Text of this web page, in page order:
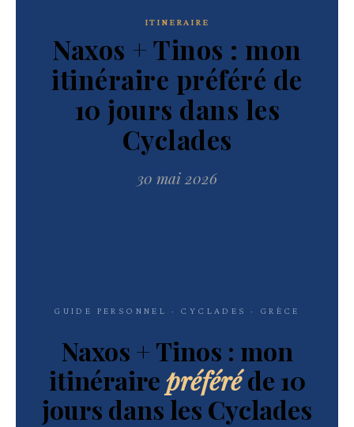
ITINERAIRE
Naxos + Tinos : mon
itinéraire préféré de
10 jours dans les
Cyclades
30 mai 2026
GUIDE PERSONNEL · CYCLADES · GRÈCE
Naxos + Tinos : mon
itinérairepréféréde 10
jours dans les Cyclades